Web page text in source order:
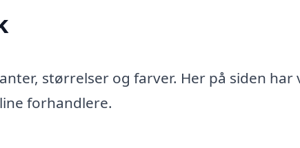
størrelser og farver. Her på siden har
forhandlere.